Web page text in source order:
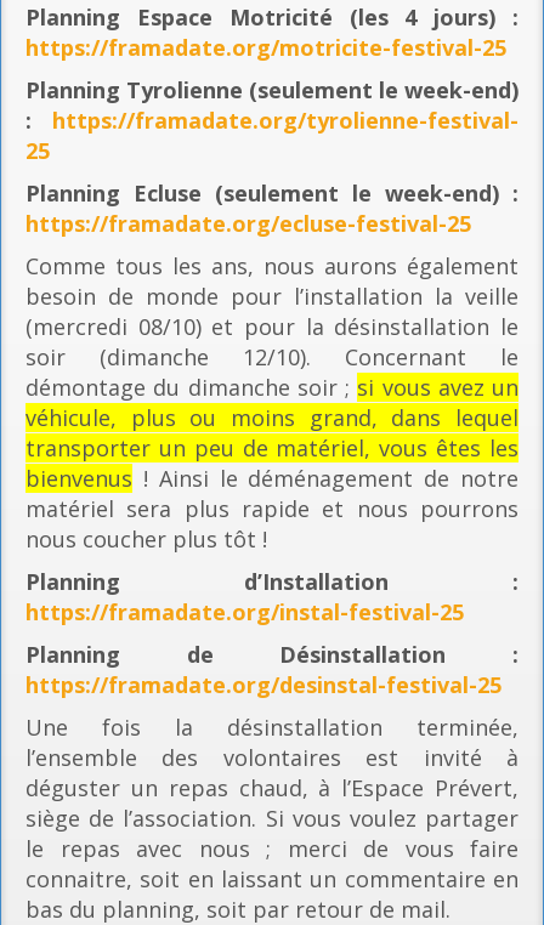
Planning Espace Motricité (les 4 jours) :
https://framadate.org/motricite-festival-25
Planning Tyrolienne (seulement le week-end)
: https://framadate.org/tyrolienne-festival-
25
Planning Ecluse (seulement le week-end) :
https://framadate.org/ecluse-festival-25
Comme tous les ans, nous aurons également
besoin de monde pour l’installation la veille
(mercredi 08/10) et pour la désinstallation le
soir (dimanche 12/10). Concernant le
démontage du dimanche soir ; si vous avez un
véhicule, plus ou moins grand, dans lequel
transporter un peu de matériel, vous êtes les
bienvenus ! Ainsi le déménagement de notre
matériel sera plus rapide et nous pourrons
nous coucher plus tôt !
Planning d’Installation :
https://framadate.org/instal-festival-25
Planning de Désinstallation :
https://framadate.org/desinstal-festival-25
Une fois la désinstallation terminée,
l’ensemble des volontaires est invité à
déguster un repas chaud, à l’Espace Prévert,
siège de l’association. Si vous voulez partager
le repas avec nous ; merci de vous faire
connaitre, soit en laissant un commentaire en
bas du planning, soit par retour de mail.